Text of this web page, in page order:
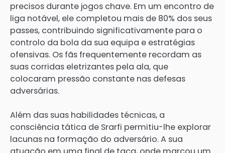
precisos durante jogos chave. Em um encontro de
liga notável, ele completou mais de 80% dos seus
passes, contribuindo significativamente para o
controlo da bola da sua equipa e estratégias
ofensivas. Os fãs frequentemente recordam as
suas corridas eletrizantes pela ala, que
colocaram pressão constante nas defesas
adversárias.
Além das suas habilidades técnicas, a
consciência tática de Srarfi permitiu-lhe explorar
lacunas na formação do adversário. A sua